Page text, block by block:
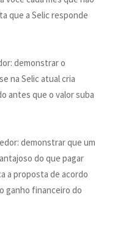
que a Selic responde
demonstrar o
na Selic atual cria
antes que o valor suba
demonstrar que um
do que pagar
a proposta de acordo
ganho financeiro do